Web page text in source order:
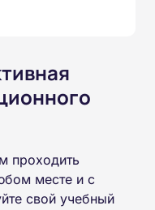
проходить
месте и с
свой учебный